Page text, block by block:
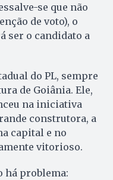
se que não
de voto), o
ser o candidato a
do PL, sempre
de Goiânia. Ele,
na iniciativa
construtora, a
capital e no
vitorioso.
há problema: